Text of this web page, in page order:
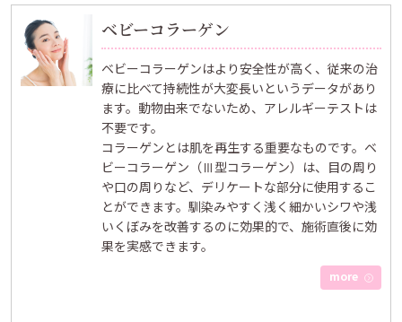
ベビーコラーゲン
ベビーコラーゲンはより安全性が高く、従来の治
療に比べて持続性が大変長いというデータがあり
ます。動物由来でないため、アレルギーテストは
不要です。
コラーゲンとは肌を再生する重要なものです。ベ
ビーコラーゲン（Ⅲ型コラーゲン）は、目の周り
や口の周りなど、デリケートな部分に使用するこ
とができます。馴染みやすく浅く細かいシワや浅
いくぼみを改善するのに効果的で、施術直後に効
果を実感できます。
more